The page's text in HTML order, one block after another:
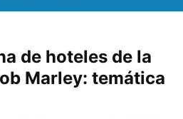
de hoteles de la
Marley: temática